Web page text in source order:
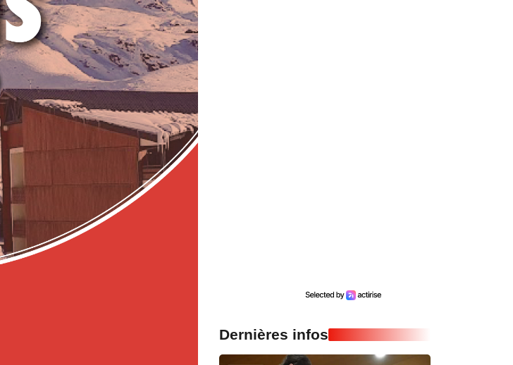
Dernières infos